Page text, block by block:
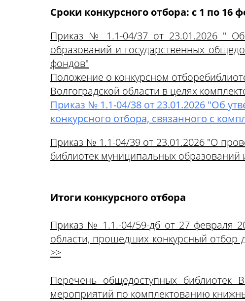
Сроки конкурсного отбора: c 1 по 16
Приказ № 1.1-04/37 от 23.01.2026 "
образований и государственных
фондов"
Положение о конкурсном отборе
Волгоградской области в целях
Приказ № 1.1-04/38 от 23.01.2026 "Об
конкурсного отбора, связанного с
Приказ № 1.1-04/39 от 23.01.2026 "О
библиотек муниципальных образований
Итоги конкурсного отбора
Приказ № 1.1.-04/59-дб от 27 февраля
области, прошедших конкурсный отбор
>>
Перечень общедоступных библиотек
мероприятий по комплектованию